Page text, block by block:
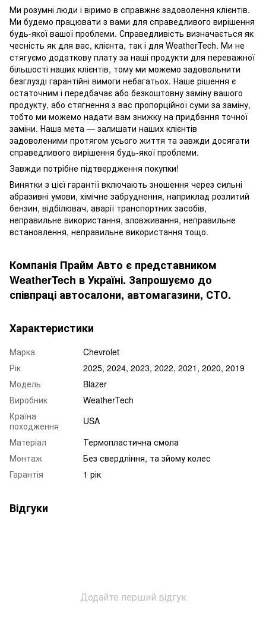
Ми розумні люди і віримо в справжнє задоволення клієнтів.
Ми будемо працювати з вами для справедливого вирішення
будь-якої вашої проблеми. Справедливість визначається як
чесність як для вас, клієнта, так і для WeatherTech. Ми не
стягуємо додаткову плату за наші продукти для переважної
більшості наших клієнтів, тому ми можемо задовольнити
безглузді гарантійні вимоги небагатьох. Наше рішення є
остаточним і передбачає або безкоштовну заміну вашого
продукту, або стягнення з вас пропорційної суми за заміну,
тобто ми можемо надати вам знижку на придбання точної
заміни. Наша мета — залишати наших клієнтів
задоволеними протягом усього життя та завжди досягати
справедливого вирішення будь-якої проблеми.
Завжди потрібне підтвердження покупки!
Винятки з цієї гарантії включають зношення через сильні
абразивні умови, хімічне забруднення, наприклад розлитий
бензин, відбілювач, аварії транспортних засобів,
неправильне використання, зловживання, неправильне
встановлення, неправильне використання тощо.
Компанія Прайм Авто є представником
WeatherTech в Україні. Запрошуємо до
співпраці автосалони, автомагазини, СТО.
Характеристики
Марка
Chevrolet
Рік
2025, 2024, 2023, 2022, 2021, 2020, 2019
Модель
Blazer
Виробник
WeatherTech
Країна
походження
USA
Матеріал
Термопластична смола
Монтаж
Без свердління, та зйому колес
Гарантія
1 рік
Відгуки
Додайте перший відгук